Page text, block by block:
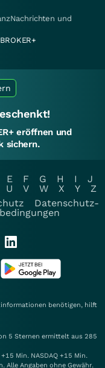
und
eröffnen und
sichern.
E F G H I
J
U V W X Y
Z
Datenschutz-
benötigen, hilft
5 Sternen ermittelt aus 285
Min. NASDAQ +15 Min.
Alle Angaben ohne Gewähr.